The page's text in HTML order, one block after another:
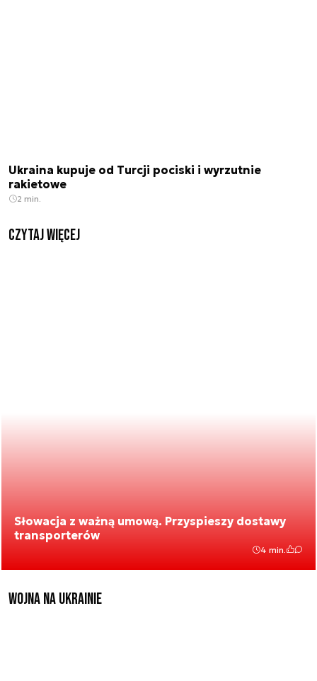
Ukraina kupuje od Turcji pociski i wyrzutnie
rakietowe
2 min.
czytaj więcej
Słowacja z ważną umową. Przyspieszy dostawy
transporterów
4 min.
Wojna na Ukrainie